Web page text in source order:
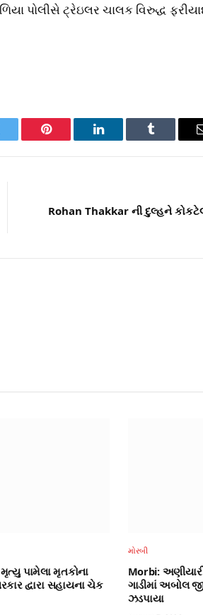
પોલીસે ટ્રેઇલર ચાલક વિરુદ્ધ
Pinterest LinkedIn Tumblr
Rohan Thakkar ની દુલ્હને
પામેલા મૃતકોના
દ્વારા સહાયના ચેક
મોરબી
Morbi:
ગાડીમાં અબોલ
ઝડપાયા